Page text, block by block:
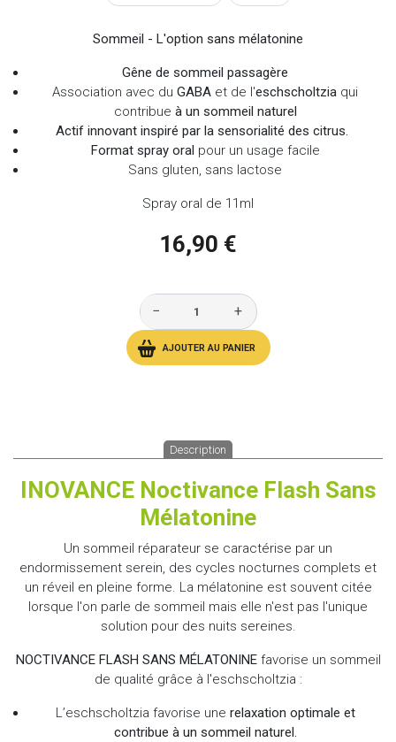
Sommeil - L'option sans mélatonine
Gêne de sommeil passagère
Association avec du GABA et de l'eschscholtzia qui
contribue à un sommeil naturel
Actif innovant inspiré par la sensorialité des citrus.
Format spray oral pour un usage facile
Sans gluten, sans lactose
Spray oral de 11ml
16,90 €
− +
AJOUTER AU PANIER
Description
INOVANCE Noctivance Flash Sans
Mélatonine
Un sommeil réparateur se caractérise par un
endormissement serein, des cycles nocturnes complets et
un réveil en pleine forme. La mélatonine est souvent citée
lorsque l'on parle de sommeil mais elle n'est pas l'unique
solution pour des nuits sereines.
NOCTIVANCE FLASH SANS MÉLATONINEfavorise un sommeil
de qualité grâce à l'eschscholtzia :
L’eschscholtzia favorise une relaxation optimale et
contribue à un sommeil naturel.